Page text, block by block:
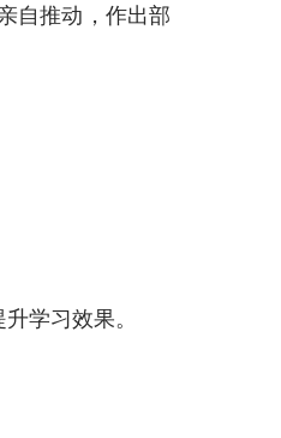
自推动，作出部
学习效果。